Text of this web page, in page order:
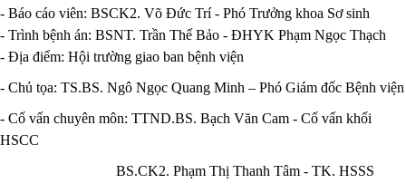
- Báo cáo viên: BSCK2. Võ Đức Trí - Phó Trưởng khoa Sơ sinh
- Trình bệnh án: BSNT. Trần Thế Bảo - ĐHYK Phạm Ngọc Thạch
- Địa điểm: Hội trường giao ban bệnh viện
- Chủ tọa: TS.BS. Ngô Ngọc Quang Minh – Phó Giám đốc Bệnh viện
- Cố vấn chuyên môn: TTND.BS. Bạch Văn Cam - Cố vấn khối
HSCC
BS.CK2. Phạm Thị Thanh Tâm - TK. HSSS